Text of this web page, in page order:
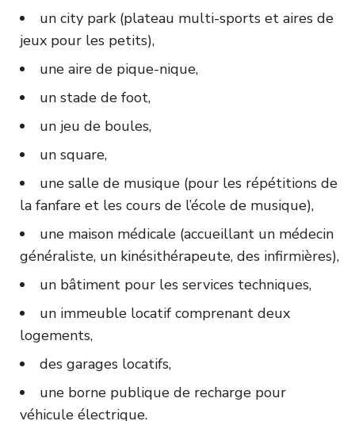
un city park (plateau multi-sports et aires de
jeux pour les petits),
une aire de pique-nique,
un stade de foot,
un jeu de boules,
un square,
une salle de musique (pour les répétitions de
la fanfare et les cours de l’école de musique),
une maison médicale (accueillant un médecin
généraliste, un kinésithérapeute, des infirmières),
un bâtiment pour les services techniques,
un immeuble locatif comprenant deux
logements,
des garages locatifs,
une borne publique de recharge pour
véhicule électrique.